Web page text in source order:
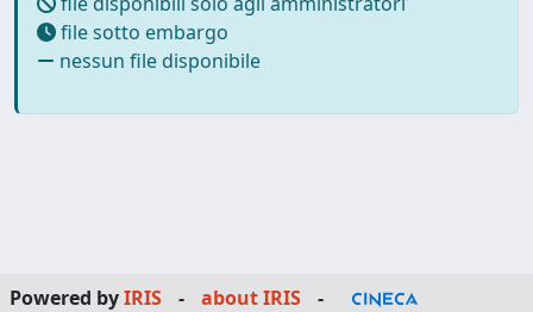
file sotto embargo
nessun file disponibile
Powered byIRIS - about IRIS -